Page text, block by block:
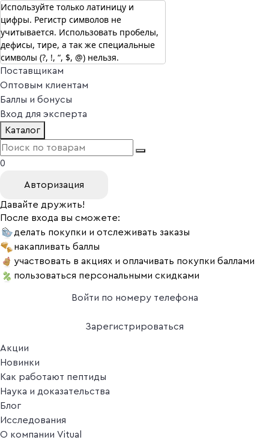
г. Москва
Vitual Peptide +7 (800) 101-13-25
Специалистам
Поставщикам
Оптовым клиентам
Баллы и бонусы
Вход для эксперта
Каталог
0
Авторизация
Давайте дружить!
После входа вы сможете:
делать покупки и отслеживать заказы
накапливать баллы
участвовать в акциях и оплачивать покупки баллами
пользоваться персональными скидками
Войти по номеру телефона
Зарегистрироваться
Акции
Новинки
Как работают пептиды
Наука и доказательства
Блог
Исследования
О компании Vitual
Используйте только латиницу и
цифры. Регистр символов не
учитывается. Использовать пробелы,
дефисы, тире, а так же специальные
символы (?, !, “, $, @) нельзя.